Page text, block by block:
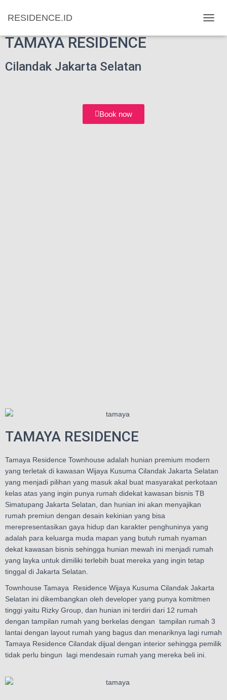
RESIDENCE.ID
O
TAMAYA RESIDENCE
Cilandak Jakarta Selatan
Book now
TAMAYA RESIDENCE
Tamaya Residence Townhouse adalah hunian premium modern
yang terletak di kawasan Wijaya Kusuma Cilandak Jakarta Selatan
yang menjadi pilihan yang masuk akal buat masyarakat perkotaan
kelas atas yang ingin punya rumah didekat kawasan bisnis TB
Simatupang Jakarta Selatan, dan hunian ini akan menyajikan
rumah premiun dengan desain kekinian yang bisa
merepresentasikan gaya hidup dan karakter penghuninya yang
adalah para keluarga muda mapan yang butuh rumah nyaman
dekat kawasan bisnis sehingga hunian mewah ini menjadi rumah
yang layka untuk dimiliki terlebih buat mereka yang ingin tetap
tinggal di Jakarta Selatan.
Townhouse Tamaya Residence Wijaya Kusuma Cilandak Jakarta
Selatan ini dikembangkan oleh developer yang punya komitmen
tinggi yaitu Rizky Group, dan hunian ini terdiri dari 12 rumah
dengan tampilan rumah yang berkelas dengan tampilan rumah 3
lantai dengan layout rumah yang bagus dan menariknya lagi rumah
Tamaya Residence Cilandak dijual dengan interior sehingga pemilik
tidak perlu bingun lagi mendesain rumah yang mereka beli ini.